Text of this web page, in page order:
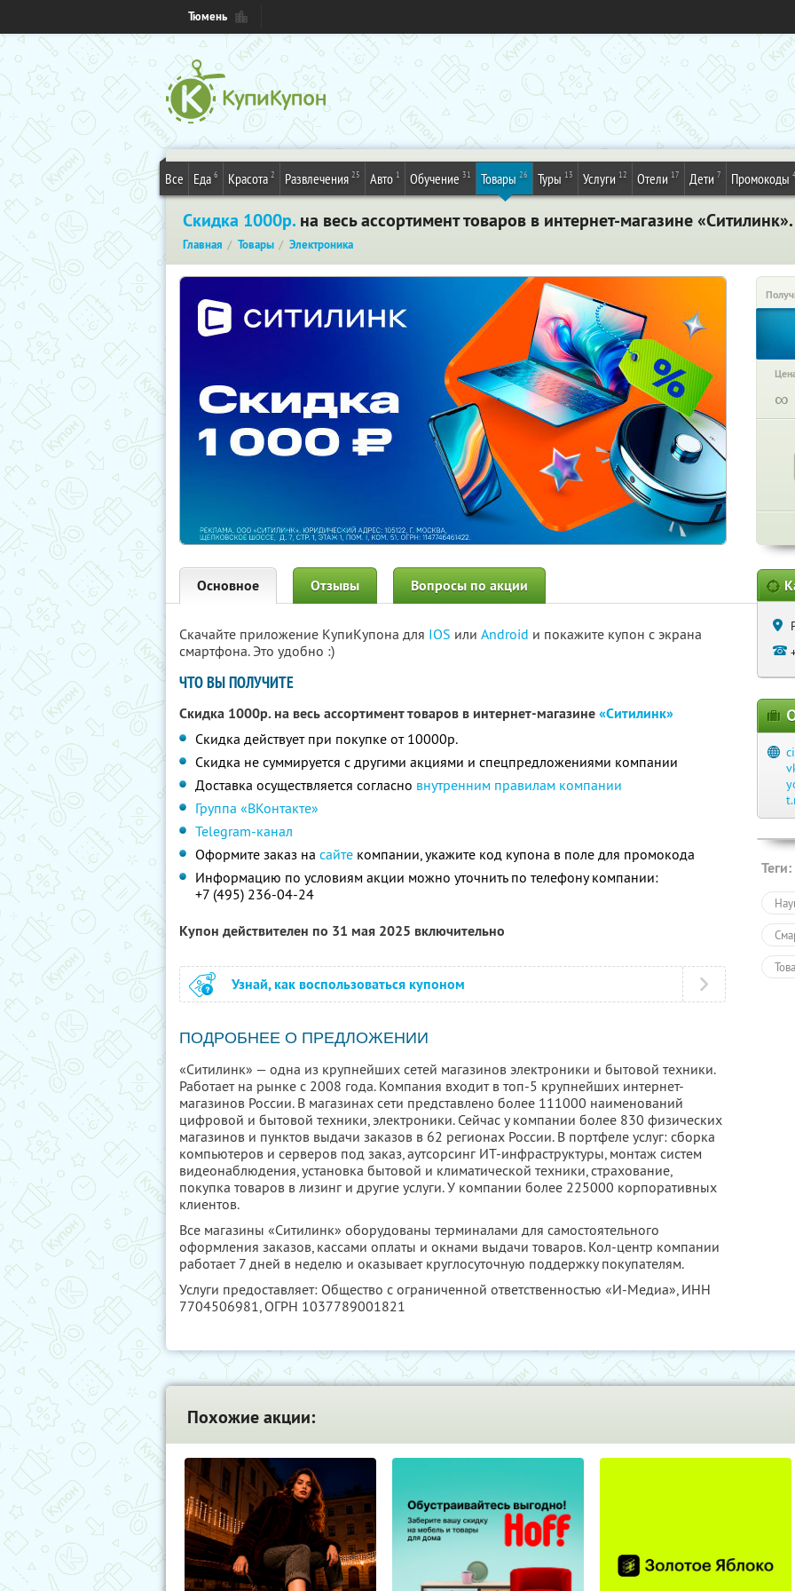
Тюмень
Все Еда 6 Красота 2 Развлечения 25 Авто 1 Обучение 31 Товары 26 Туры 13 Услуги 12 Отели 17 Дети 7 Промокоды
Скидка 1000р. на весь ассортимент товаров в интернет-магазине
Главная Товары Электроника
∞
Основное Отзывы Вопросы по акции
Скачайте приложение КупиКупона для IOS или Android и покажите купон с экрана
смартфона. Это удобно :)
ЧТО ВЫ ПОЛУЧИТЕ
Скидка 1000р. на весь ассортимент товаров в интернет-магазине«Ситилинк»
Скидка действует при покупке от 10000р.
Скидка не суммируется с другими акциями и спецпредложениями компании
Доставка осуществляется согласно внутренним правилам компании
Группа «ВКонтакте»
Telegram-канал
Оформите заказ на сайте компании, укажите код купона в поле для промокода
Информацию по условиям акции можно уточнить по телефону компании:
+7 (495) 236-04-24
Купон действителен по 31 мая 2025 включительно
Узнай, как воспользоваться купоном
ПОДРОБНЕЕ О ПРЕДЛОЖЕНИИ
«Ситилинк» — одна из крупнейших сетей магазинов электроники и бытовой техники.
Работает на рынке с 2008 года. Компания входит в топ-5 крупнейших интернет-
магазинов России. В магазинах сети представлено более 111000 наименований
цифровой и бытовой техники, электроники. Сейчас у компании более 830 физических
магазинов и пунктов выдачи заказов в 62 регионах России. В портфеле услуг: сборка
компьютеров и серверов под заказ, аутсорсинг ИТ-инфраструктуры, монтаж систем
видеонаблюдения, установка бытовой и климатической техники, страхование,
покупка товаров в лизинг и другие услуги. У компании более 225000 корпоративных
клиентов.
Все магазины «Ситилинк» оборудованы терминалами для самостоятельного
оформления заказов, кассами оплаты и окнами выдачи товаров. Кол-центр компании
работает 7 дней в неделю и оказывает круглосуточную поддержку покупателям.
Услуги предоставляет: Общество с ограниченной ответственностью «И-Медиа», ИНН
7704506981, ОГРН 1037789001821
Теги:
Похожие акции: